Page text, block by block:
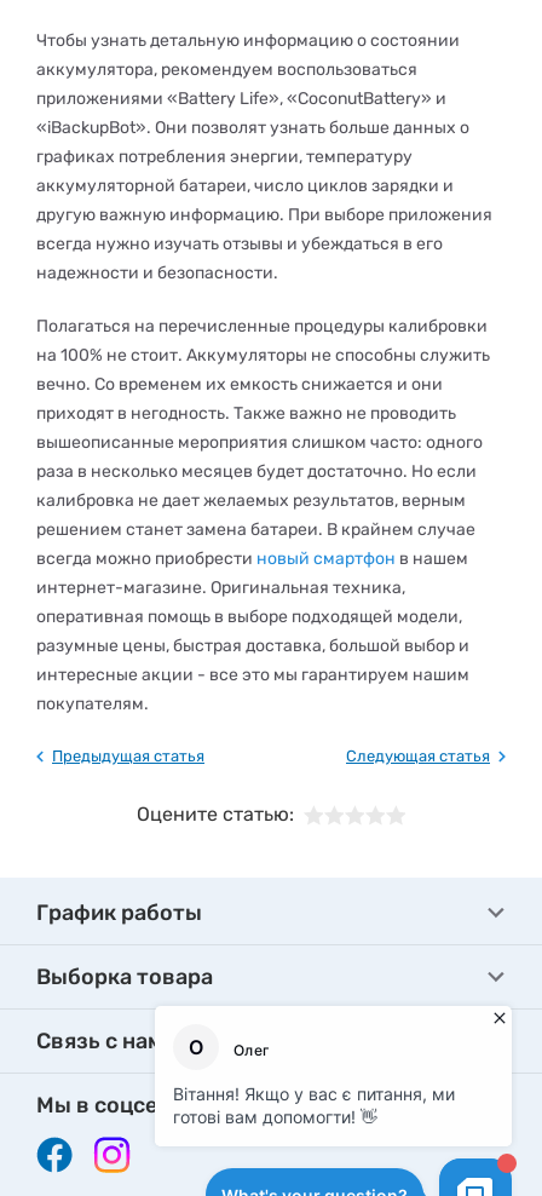
Чтобы узнать детальную информацию о состоянии
аккумулятора, рекомендуем воспользоваться
приложениями «Battery Life», «CoconutBattery» и
«iBackupBot». Они позволят узнать больше данных о
графиках потребления энергии, температуру
аккумуляторной батареи, число циклов зарядки и
другую важную информацию. При выборе приложения
всегда нужно изучать отзывы и убеждаться в его
надежности и безопасности.
Полагаться на перечисленные процедуры калибровки
на 100% не стоит. Аккумуляторы не способны служить
вечно. Со временем их емкость снижается и они
приходят в негодность. Также важно не проводить
вышеописанные мероприятия слишком часто: одного
раза в несколько месяцев будет достаточно. Но если
калибровка не дает желаемых результатов, верным
решением станет замена батареи. В крайнем случае
всегда можно приобрести новый смартфон в нашем
интернет-магазине. Оригинальная техника,
оперативная помощь в выборе подходящей модели,
разумные цены, быстрая доставка, большой выбор и
интересные акции - все это мы гарантируем нашим
покупателям.
Предыдущая статья Следующая статья
Оцените статью:
График работы
Выборка товара
Связь с нами
Мы в соцсетях